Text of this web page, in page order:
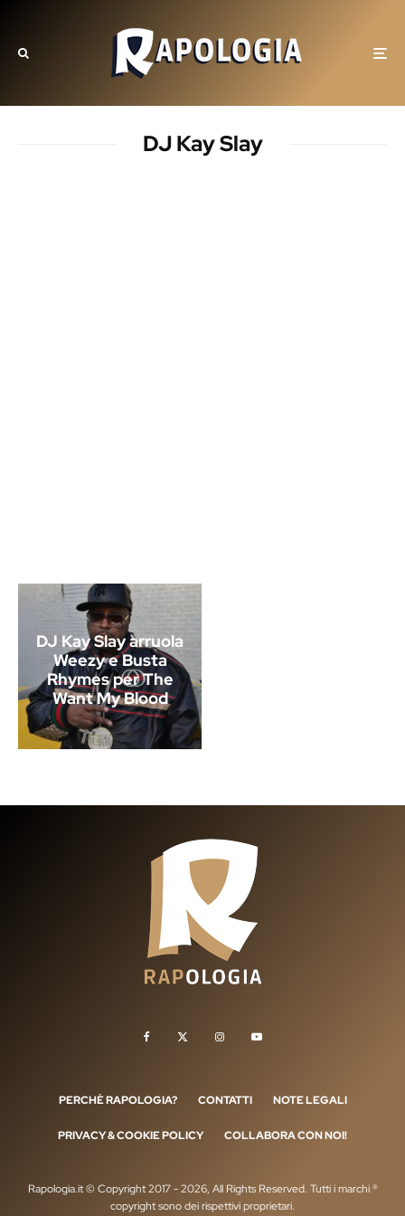
DJ Kay Slay
DJ Kay Slay arruola
Weezy e Busta
Rhymes per The
Want My Blood
PERCHÈ RAPOLOGIA? CONTATTI NOTE LEGALI
PRIVACY & COOKIE POLICY COLLABORA CON NOI!
Rapologia.it © Copyright 2017 - 2026, All Rights Reserved. Tutti i marchi ®
copyright sono dei rispettivi proprietari.